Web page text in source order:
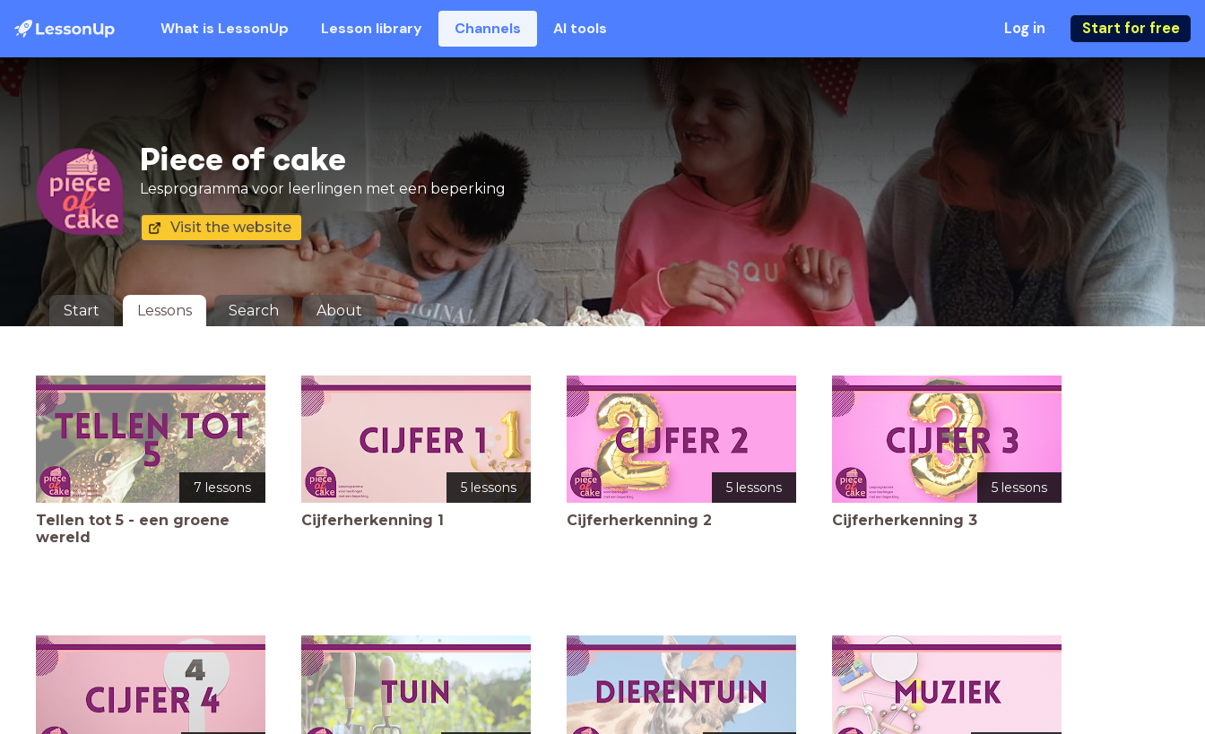
What is LessonUp Lesson library Channels AI tools Log in Start for free
Piece of cake
Lesprogramma voor leerlingen met een beperking
Visit the website
Start Lessons Search About
7 lessons
Tellen tot 5 - een groene
wereld
5 lessons
Cijferherkenning 1
5 lessons
Cijferherkenning 2
5 lessons
Cijferherkenning 3